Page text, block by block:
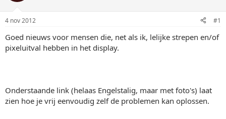
a
r
e
u
4 nov 2012 #1
Goed nieuws voor mensen die, net als ik, lelijke strepen en/of
pixeluitval hebben in het display.
Onderstaande link (helaas Engelstalig, maar met foto's) laat
zien hoe je vrij eenvoudig zelf de problemen kan oplossen.